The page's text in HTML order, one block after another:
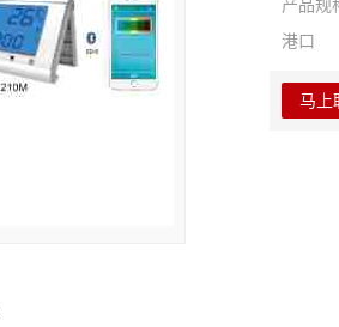
产品规
港口
马上